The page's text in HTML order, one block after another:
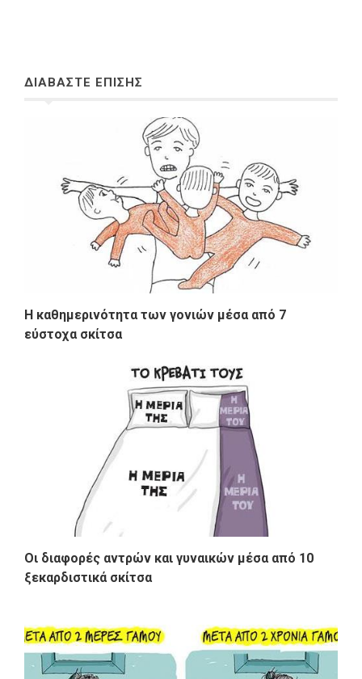
ΔΙΑΒΑΣΤΕ ΕΠΙΣΗΣ
Η καθημερινότητα των γονιών μέσα από 7
εύστοχα σκίτσα
Οι διαφορές αντρών και γυναικών μέσα από 10
ξεκαρδιστικά σκίτσα